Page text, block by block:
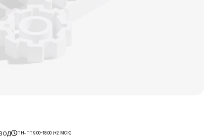
ПН–ПТ 9.00–18.00 (+2 МСК)